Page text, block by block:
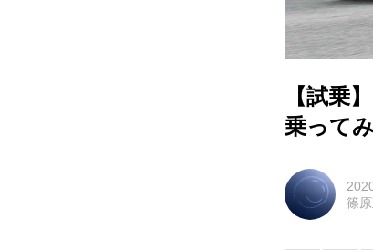
【試乗
乗って
篠